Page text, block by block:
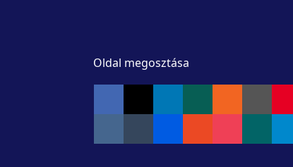
Oldal megosztása